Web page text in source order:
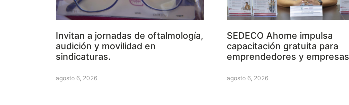
Invitan a jornadas de oftalmología,
audición y movilidad en
sindicaturas.
agosto 6, 2026
SEDECO Ahome impulsa
capacitación gratuita para
emprendedores y empresas
agosto 6, 2026